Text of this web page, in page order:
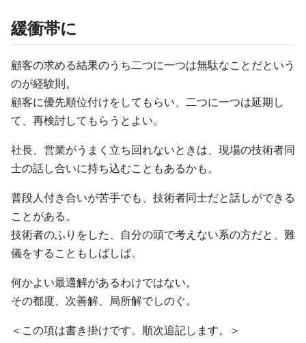
緩衝帯に
顧客の求める結果のうち二つに一つは無駄なことだという
のが経験則。
顧客に優先順位付けをしてもらい、二つに一つは延期し
て、再検討してもらうとよい。
社長、営業がうまく立ち回れないときは、現場の技術者同
士の話し合いに持ち込むこともあるかも。
普段人付き合いが苦手でも、技術者同士だと話しができる
ことがある。
技術者のふりをした、自分の頭で考えない系の方だと、難
儀をすることもしばしば。
何かよい最適解があるわけではない。
その都度、次善解、局所解でしのぐ。
＜この項は書き掛けです。順次追記します。＞